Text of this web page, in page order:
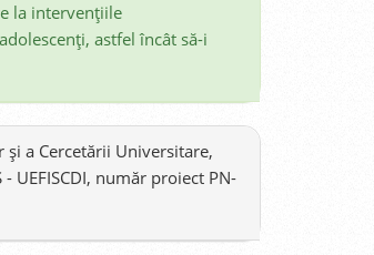
la intervenţiile
astfel încât să-i
a Cercetării Universitare,
număr proiect PN-